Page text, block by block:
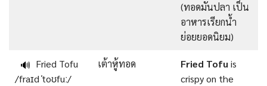
(ทอดมันปลา เป็น
อาหารเรียกน้ำ
ย่อยยอดนิยม)
🔊 Fried Tofu
/fraɪd ˈtoʊfuː/
เต้าหู้ทอด Fried Tofuis
crispy on the